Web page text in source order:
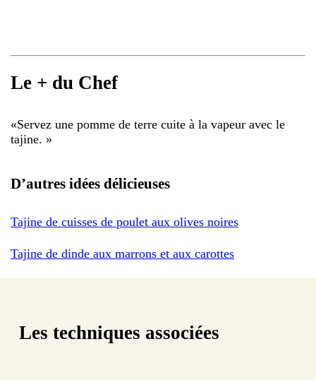
Le + du Chef
«Servez une pomme de terre cuite à la vapeur avec le
tajine. »
D’autres idées délicieuses
Tajine de cuisses de poulet aux olives noires
Tajine de dinde aux marrons et aux carottes
Les techniques associées